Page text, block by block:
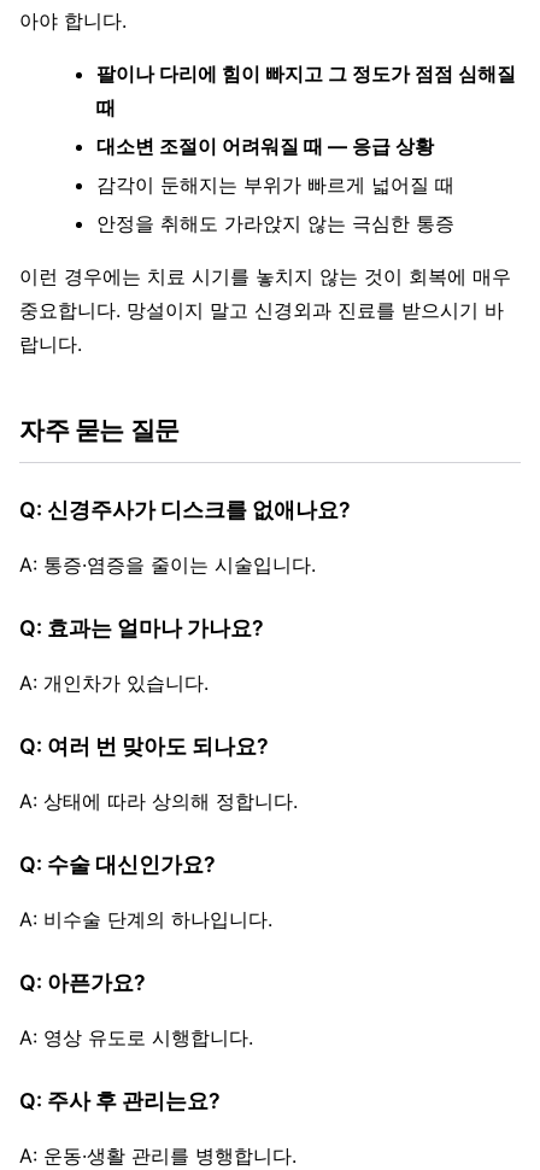
아야 합니다.
팔이나 다리에 힘이 빠지고 그 정도가 점점 심해질
때
대소변 조절이 어려워질 때 — 응급 상황
감각이 둔해지는 부위가 빠르게 넓어질 때
안정을 취해도 가라앉지 않는 극심한 통증
이런 경우에는 치료 시기를 놓치지 않는 것이 회복에 매우
중요합니다. 망설이지 말고 신경외과 진료를 받으시기 바
랍니다.
자주 묻는 질문
Q: 신경주사가 디스크를 없애나요?
A: 통증·염증을 줄이는 시술입니다.
Q: 효과는 얼마나 가나요?
A: 개인차가 있습니다.
Q: 여러 번 맞아도 되나요?
A: 상태에 따라 상의해 정합니다.
Q: 수술 대신인가요?
A: 비수술 단계의 하나입니다.
Q: 아픈가요?
A: 영상 유도로 시행합니다.
Q: 주사 후 관리는요?
A: 운동·생활 관리를 병행합니다.